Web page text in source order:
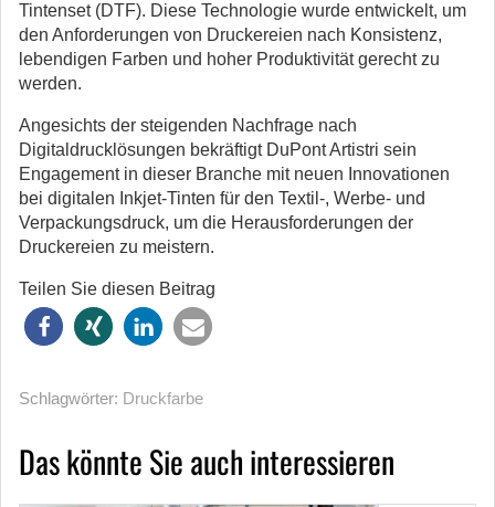
Tintenset (DTF). Diese Technologie wurde entwickelt, um
den Anforderungen von Druckereien nach Konsistenz,
lebendigen Farben und hoher Produktivität gerecht zu
werden.
Angesichts der steigenden Nachfrage nach
Digitaldrucklösungen bekräftigt DuPont Artistri sein
Engagement in dieser Branche mit neuen Innovationen
bei digitalen Inkjet-Tinten für den Textil-, Werbe- und
Verpackungsdruck, um die Herausforderungen der
Druckereien zu meistern.
Teilen Sie diesen Beitrag
Schlagwörter: Druckfarbe
Das könnte Sie auch interessieren